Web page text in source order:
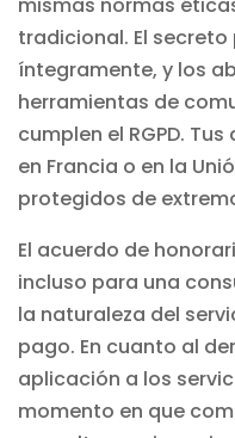
tradicional. El
íntegramente, y los
herramientas de
cumplen el RGPD.
en Francia o en la
protegidos de
El acuerdo de
incluso para una
la naturaleza del
pago. En cuanto al
aplicación a los
momento en que